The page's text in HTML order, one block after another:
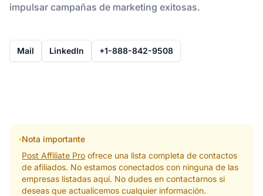
impulsar campañas de marketing exitosas.
Mail LinkedIn +1-888-842-9508
Nota importante
Post Affiliate Pro ofrece una lista completa de contactos
de afiliados. No estamos conectados con ninguna de las
empresas listadas aquí. No dudes en contactarnos si
deseas que actualicemos cualquier información.